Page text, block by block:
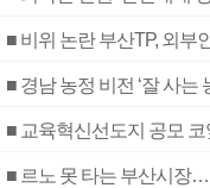
■ 비위 논란 부산TP, 외부
■ 경남 농정 비전 ‘잘 사
■ 교육혁신선도지 공모 코
■ 르노 못 타는 부산시장